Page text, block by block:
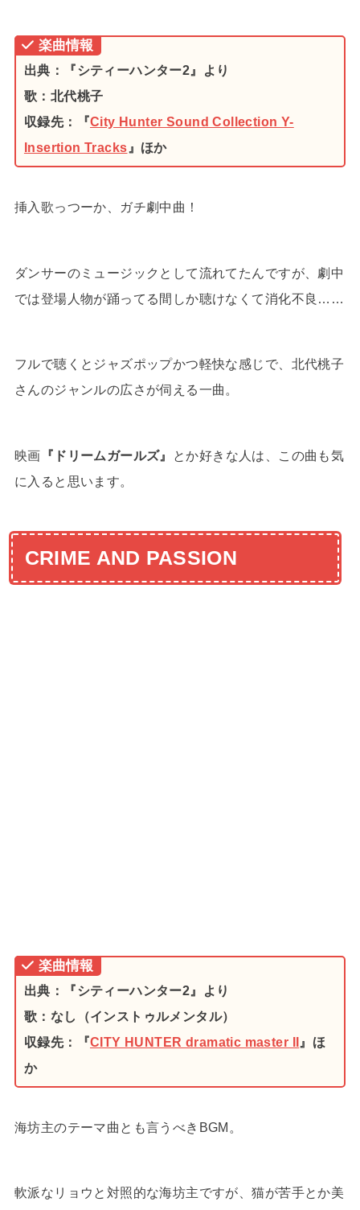
楽曲情報
出典：『シティーハンター2』より
歌：北代桃子
収録先：『City Hunter Sound Collection Y-
Insertion Tracks 』ほか
挿入歌っつーか、ガチ劇中曲！
ダンサーのミュージックとして流れてたんですが、劇中
では登場人物が踊ってる間しか聴けなくて消化不良……
フルで聴くとジャズポップかつ軽快な感じで、北代桃子
さんのジャンルの広さが伺える一曲。
映画 『ドリームガールズ』
とか好きな人は、この曲も気
に入ると思います。
CRIME AND PASSION
楽曲情報
出典：『シティーハンター2』より
歌：なし（インストゥルメンタル）
収録先：『CITY HUNTER dramatic master II 』ほ
か
海坊主のテーマ曲とも言うべきBGM。
軟派なリョウと対照的な海坊主ですが、猫が苦手とか美